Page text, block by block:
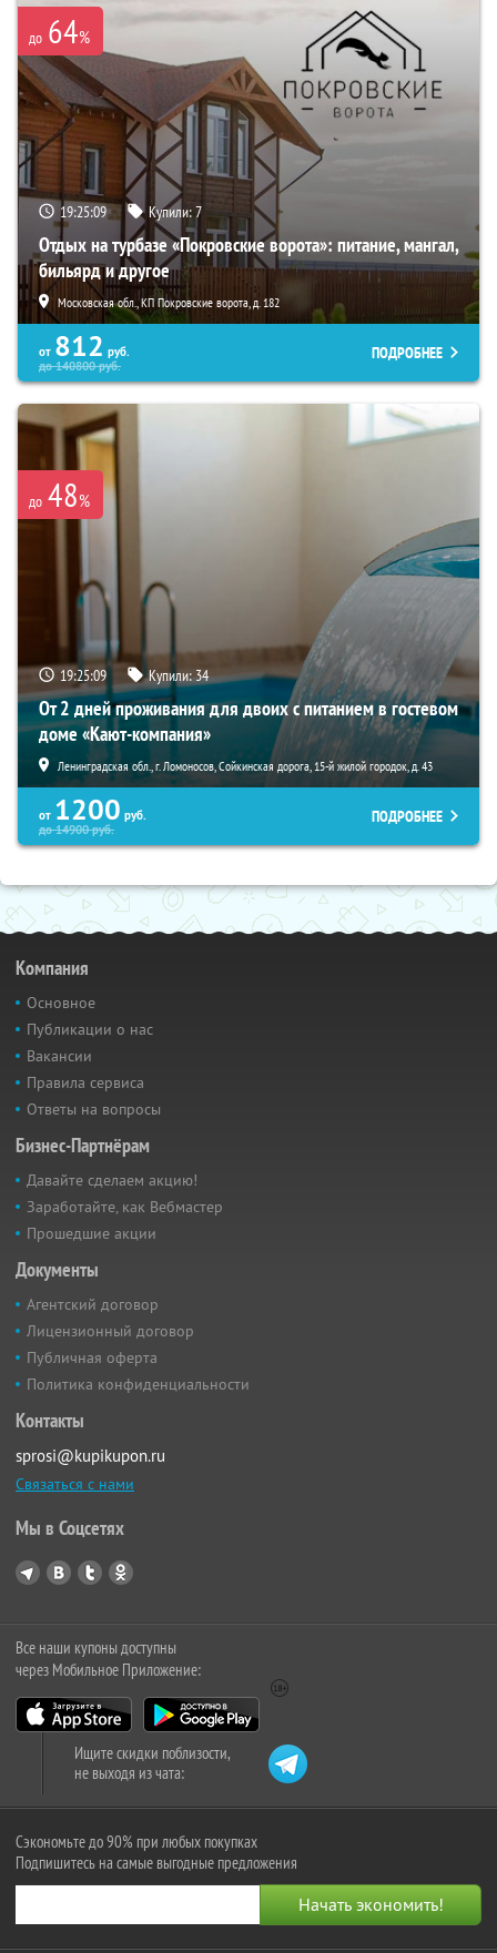
до 64%
19:25:08 Купили:7
Отдых на турбазе «Покровские ворота»: питание, мангал,
бильярд и другое
Московская обл., КП Покровские ворота, д. 182
от 812 руб.
до140800руб.
ПОДРОБНЕЕ
до 48%
19:25:08 Купили:34
От 2 дней проживания для двоих с питанием в гостевом
доме «Кают-компания»
Ленинградская обл., г. Ломоносов, Сойкинская дорога, 15-й жилой городок, д. 43
от 1200 руб.
до14900руб.
ПОДРОБНЕЕ
Компания
Основное
Публикации о нас
Вакансии
Правила сервиса
Ответы на вопросы
Бизнес-Партнёрам
Давайте сделаем акцию!
Заработайте, как Вебмастер
Прошедшие акции
Документы
Агентский договор
Лицензионный договор
Публичная оферта
Политика конфиденциальности
Контакты
sprosi@kupikupon.ru
Связаться с нами
Мы в Соцсетях
Все наши купоны доступны
через Мобильное Приложение:
Ищите скидки поблизости,
не выходя из чата:
Сэкономьте до 90% при любых покупках
Подпишитесь на самые выгодные предложения